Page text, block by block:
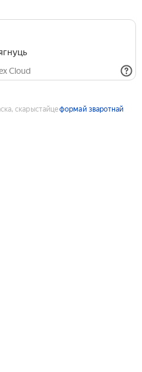
Cloud
скарыстайцеформай зваротнай